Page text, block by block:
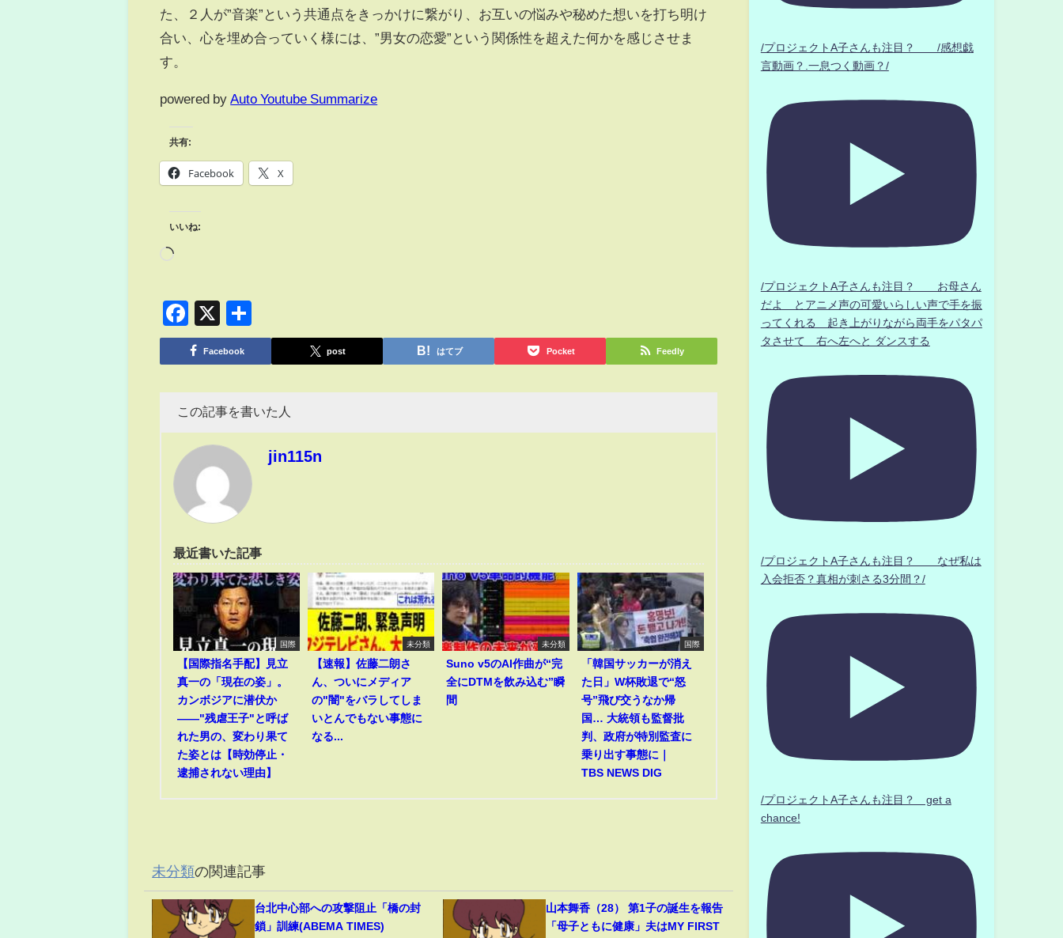
た、２人が”音楽”という共通点をきっかけに繋がり、お互いの悩みや秘めた想いを打ち明け
合い、心を埋め合っていく様には、”男女の恋愛”という関係性を超えた何かを感じさせま
す。
powered by Auto Youtube Summarize
共有:
Facebook X
いいね:
Facebook
X
有
Facebook post はてブ Pocket Feedly
この記事を書いた人
jin115n
最近書いた記事
国際
【国際指名手配】見立
真一の「現在の姿」。
カンボジアに潜伏か
――"残虐王子"と呼ば
れた男の、変わり果て
た姿とは【時効停止・
逮捕されない理由】
未分類
【速報】佐藤二朗さ
ん、ついにメディア
の"闇"をバラしてしま
いとんでもない事態に
なる...
未分類
Suno v5のAI作曲が“完
全にDTMを飲み込む”瞬
間
国際
「韓国サッカーが消え
た日」W杯敗退で“怒
号”飛び交うなか帰
国… 大統領も監督批
判、政府が特別監査に
乗り出す事態に｜
TBS NEWS DIG
未分類の関連記事
台北中心部への攻撃阻止「橋の封
鎖」訓練(ABEMA TIMES)
山本舞香（28） 第1子の誕生を報告
「母子ともに健康」夫はMY FIRST
/プロジェクトA子さんも注目？ /感想戯
言動画？.一息つく動画？/
/プロジェクトA子さんも注目？ お母さん
だよ とアニメ声の可愛いらしい声で手を振
ってくれる 起き上がりながら両手をパタパ
タさせて 右へ左へと ダンスする
/プロジェクトA子さんも注目？ なぜ私は
入会拒否？真相が刺さる3分間？/
/プロジェクトA子さんも注目？ get a
chance!